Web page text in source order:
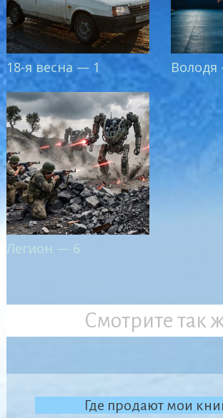
18-я весна — 1 Володя
Легион — 6
Смотрите так
Где продают мои